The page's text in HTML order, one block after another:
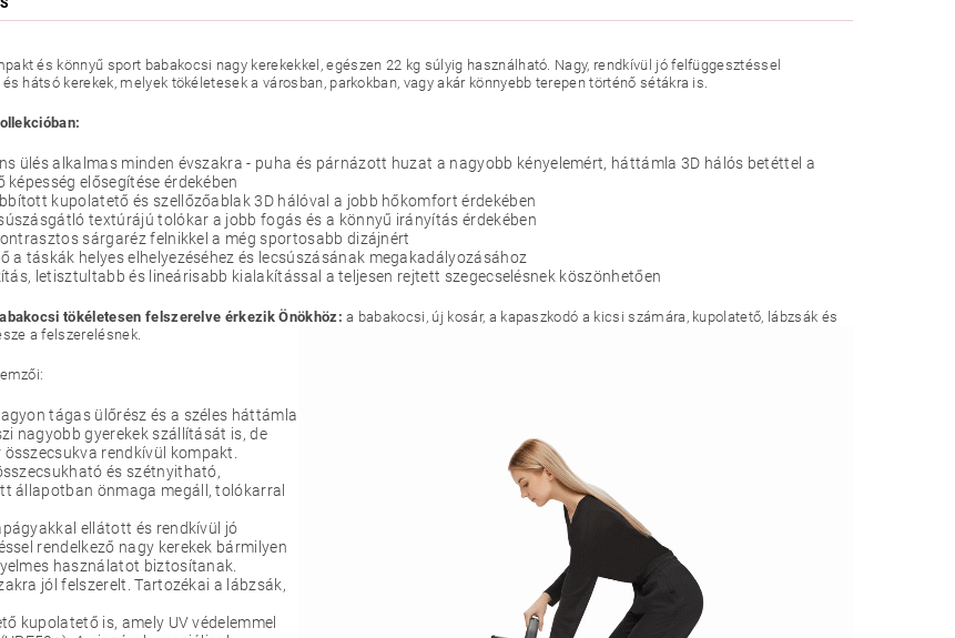
és könnyű sport babakocsi nagy kerekekkel, egészen 22 kg súlyig használható. Nagy, rendkívül jó felfüggesztéssel
hátsó kerekek, melyek tökéletesek a városban, parkokban, vagy akár könnyebb terepen történő sétákra is.
ülés alkalmas minden évszakra - puha és párnázott huzat a nagyobb kényelemért, háttámla 3D hálós betéttel a
képesség elősegítése érdekében
kupolatető és szellőzőablak 3D hálóval a jobb hőkomfort érdekében
textúrájú tolókar a jobb fogás és a könnyű irányítás érdekében
sárgaréz felnikkel a még sportosabb dizájnért
a táskák helyes elhelyezéséhez és lecsúszásának megakadályozásához
letisztultabb és lineárisabb kialakítással a teljesen rejtett szegecselésnek köszönhetően
tökéletesen felszerelve érkezik Önökhöz: a babakocsi, új kosár, a kapaszkodó a kicsi számára, kupolatető, lábzsák és
a felszerelésnek.
tágas ülőrész és a széles háttámla
nagyobb gyerekek szállítását is, de
rendkívül kompakt.
és szétnyitható,
állapotban önmaga megáll, tolókarral
ellátott és rendkívül jó
rendelkező nagy kerekek bármilyen
használatot biztosítanak.
jól felszerelt. Tartozékai a lábzsák,
kupolatető is, amely UV védelemmel